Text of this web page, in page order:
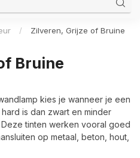
/
Zilveren, Grijze of Bruine
Bruine
kies je wanneer je een
is dan zwart en minder
tinten werken vooral goed
op metaal, beton, hout,